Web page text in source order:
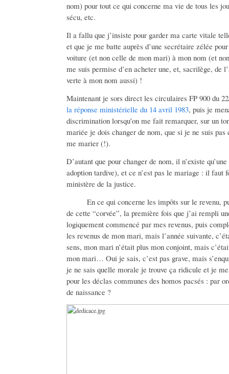
nom) pour tout ce qui concerne ma vie de tous les
sécu, etc.
Il a fallu que j’insiste pour garder ma carte vitale
et que je me batte auprès d’une secrétaire zélée
voiture (et non celle de mon mari) à mon nom (et
me suis permise d’en acheter une, et, sacrilège, de
verte à mon nom aussi) !
Maintenant je sors direct les circulaires FP 900 du
la réponse ministérielle du 14 avril 1983, puis je
discrimination lorsqu’on me fait remarquer, sur un
mariée je dois changer de nom, que si je ne suis pas
me marier (!).
D’autant que pour changer de nom, il n’existe
adoption tardive), et ce n’est pas le mariage : il faut
ministère de la justice.
En ce qui concerne les impôts sur le revenu,
de cette “corvée”, la première fois que j’ai rempli
logiquement commencé par mes revenus, puis
les revenus de mon mari, mais l’année suivante,
sens, mon mari n’était plus mon conjoint, mais
mon mari… Oui je sais, c’est pas grave, mais
je ne sais quelle morale je trouve ça ridicule et je
pour les déclas communes des homos pacsés : par
de naissance ?